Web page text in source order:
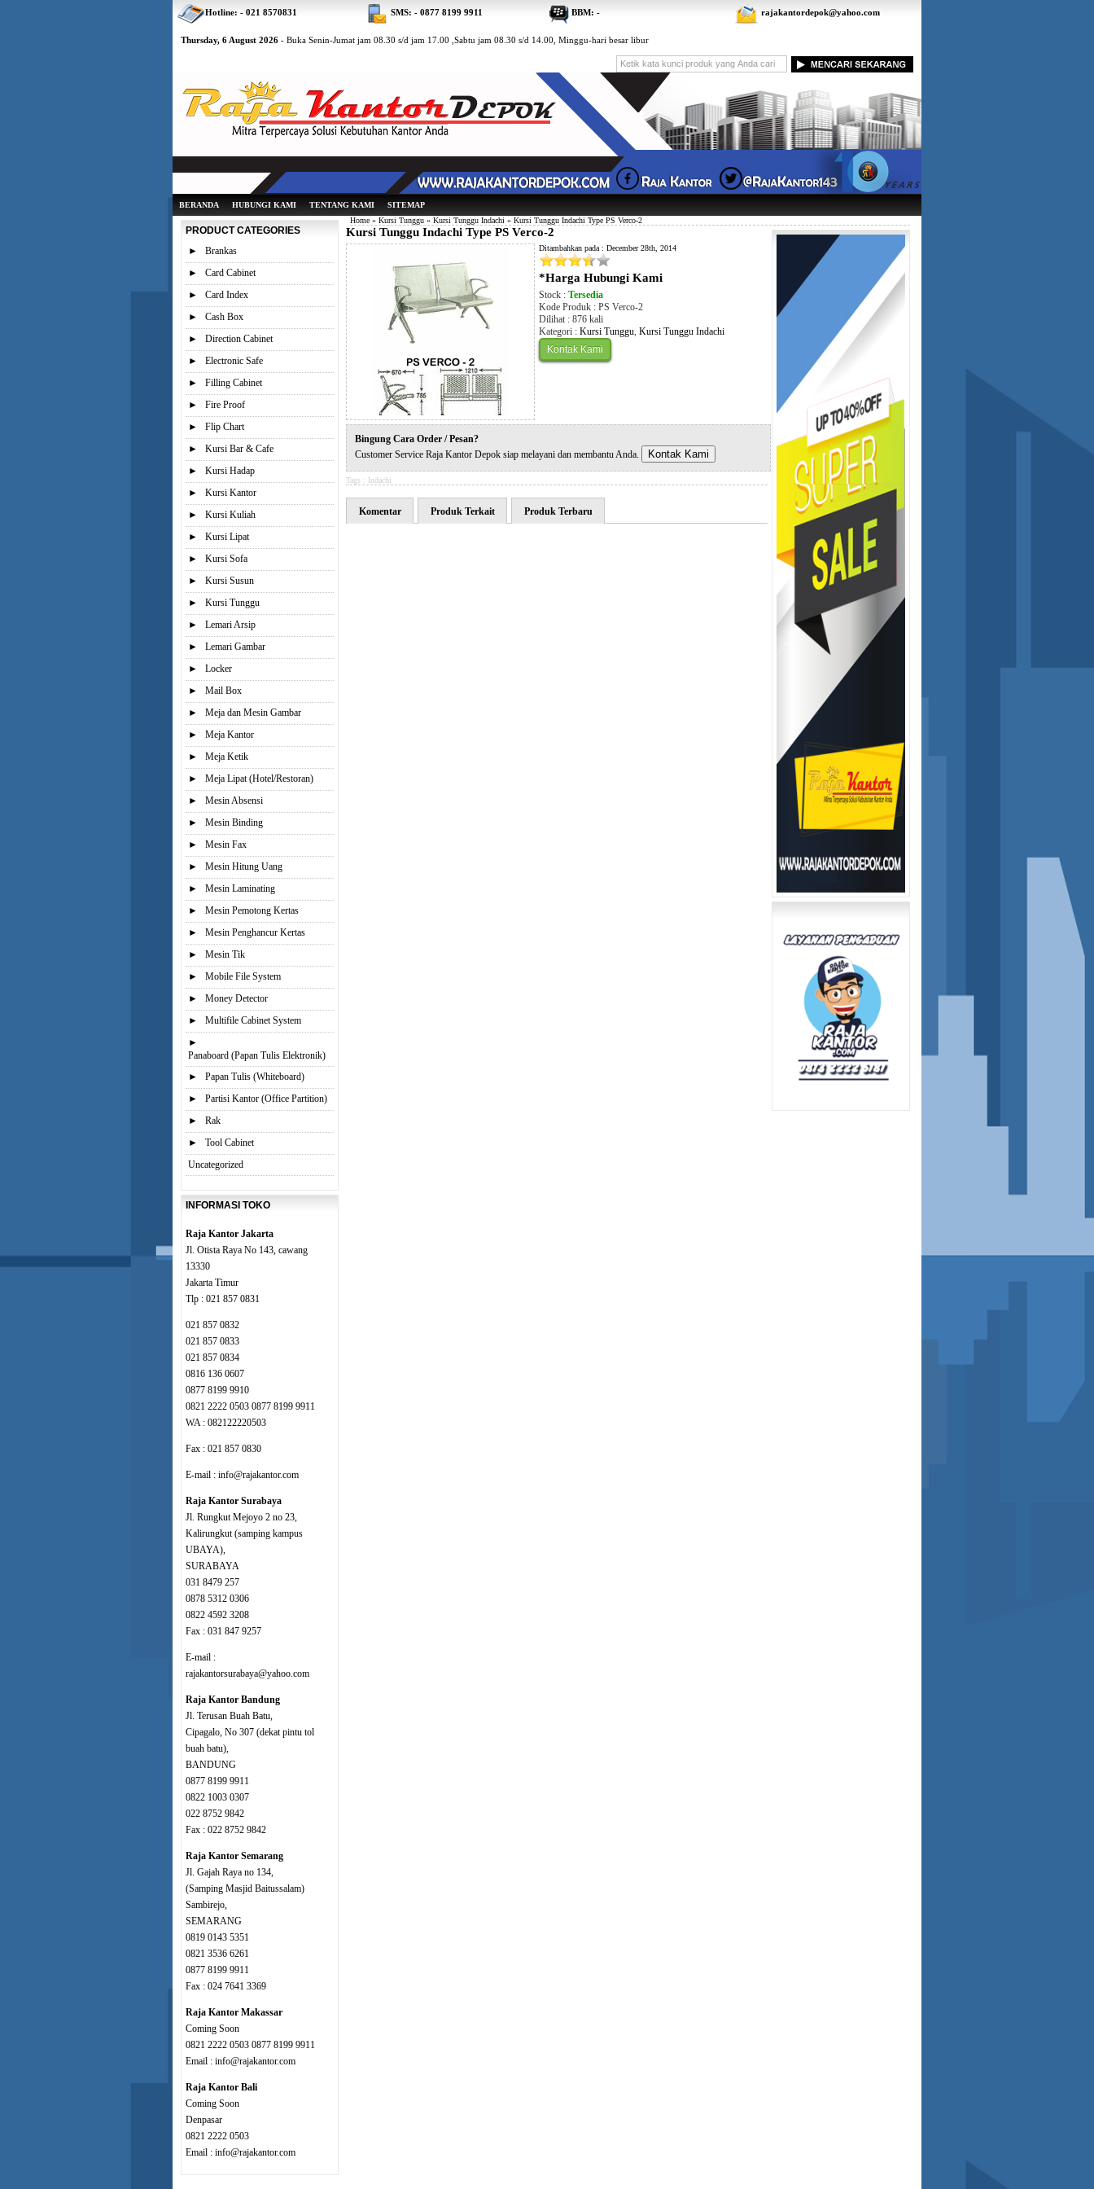
Thursday, 6 August 2026 - Buka Senin-Jumat jam 08.30 s/d jam 17.00 ,Sabtu jam 08.30 s/d 14.00, Minggu-hari besar libur
BERANDA HUBUNGI KAMI TENTANG KAMI
SITEMAP
Home » Kursi Tunggu » Kursi Tunggu Indachi » Kursi Tunggu Indachi Type PS Verco-2
Kursi Tunggu Indachi Type PS Verco-2
Ditambahkan pada : December 28th, 2014
*Harga Hubungi Kami
Stock : Tersedia
Kode Produk : PS Verco-2
Dilihat : 876 kali
Kategori : Kursi Tunggu, Kursi Tunggu Indachi
Kontak Kami
Bingung Cara Order / Pesan?
Customer Service Raja Kantor Depok siap melayani dan membantu Anda.
Kontak Kami
Tags : Indachi
Komentar Produk Terkait Produk Terbaru
PRODUCT CATEGORIES
►
Brankas
►
Card Cabinet
►
Card Index
►
Cash Box
►
Direction Cabinet
►
Electronic Safe
►
Filling Cabinet
►
Fire Proof
►
Flip Chart
►
Kursi Bar & Cafe
►
Kursi Hadap
►
Kursi Kantor
►
Kursi Kuliah
►
Kursi Lipat
►
Kursi Sofa
►
Kursi Susun
►
Kursi Tunggu
►
Lemari Arsip
►
Lemari Gambar
►
Locker
►
Mail Box
►
Meja dan Mesin Gambar
►
Meja Kantor
►
Meja Ketik
►
Meja Lipat (Hotel/Restoran)
►
Mesin Absensi
►
Mesin Binding
►
Mesin Fax
►
Mesin Hitung Uang
►
Mesin Laminating
►
Mesin Pemotong Kertas
►
Mesin Penghancur Kertas
►
Mesin Tik
►
Mobile File System
►
Money Detector
►
Multifile Cabinet System
►
Panaboard (Papan Tulis Elektronik)
►
Papan Tulis (Whiteboard)
►
Partisi Kantor (Office Partition)
►
Rak
►
Tool Cabinet
Uncategorized
INFORMASI TOKO
Raja Kantor Jakarta
Jl. Otista Raya No 143, cawang
13330
Jakarta Timur
Tlp : 021 857 0831
021 857 0832
021 857 0833
021 857 0834
0816 136 0607
0877 8199 9910
0821 2222 0503 0877 8199 9911
WA : 082122220503
Fax : 021 857 0830
E-mail : info@rajakantor.com
Raja Kantor Surabaya
Jl. Rungkut Mejoyo 2 no 23,
Kalirungkut (samping kampus
UBAYA),
SURABAYA
031 8479 257
0878 5312 0306
0822 4592 3208
Fax : 031 847 9257
E-mail :
rajakantorsurabaya@yahoo.com
Raja Kantor Bandung
Jl. Terusan Buah Batu,
Cipagalo, No 307 (dekat pintu tol
buah batu),
BANDUNG
0877 8199 9911
0822 1003 0307
022 8752 9842
Fax : 022 8752 9842
Raja Kantor Semarang
Jl. Gajah Raya no 134,
(Samping Masjid Baitussalam)
Sambirejo,
SEMARANG
0819 0143 5351
0821 3536 6261
0877 8199 9911
Fax : 024 7641 3369
Raja Kantor Makassar
Coming Soon
0821 2222 0503 0877 8199 9911
Email : info@rajakantor.com
Raja Kantor Bali
Coming Soon
Denpasar
0821 2222 0503
Email : info@rajakantor.com
Hotline: - 021 8570831 SMS: - 0877 8199 9911 BBM: - rajakantordepok@yahoo.com